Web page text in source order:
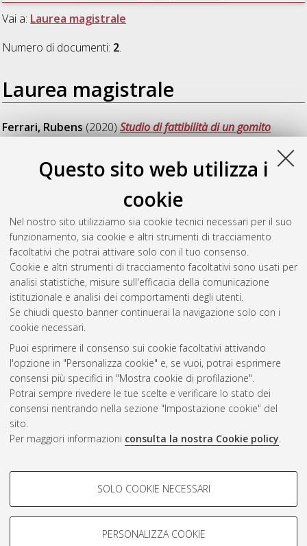
Questo sito web utilizza i
cookie
Nel nostro sito utilizziamo sia cookie tecnici necessari per il suo
funzionamento, sia cookie e altri strumenti di tracciamento
facoltativi che potrai attivare solo con il tuo consenso.
Cookie e altri strumenti di tracciamento facoltativi sono usati per
analisi statistiche, misure sull'efficacia della comunicazione
istituzionale e analisi dei comportamenti degli utenti.
Se chiudi questo banner continuerai la navigazione solo con i
cookie necessari.
Puoi esprimere il consenso sui cookie facoltativi attivando
l'opzione in "Personalizza cookie" e, se vuoi, potrai esprimere
consensi più specifici in "Mostra cookie di profilazione".
Potrai sempre rivedere le tue scelte e verificare lo stato dei
consensi rientrando nella sezione "Impostazione cookie" del
sito.
Per maggiori informazioni consulta la nostra Cookie policy.
COOKIE DI PROFILAZIONE -
Si tratta di cookie utilizzati per analizzare le caratteristiche della
navigazione degli utenti, creare profili in base al loro comportamento
SOLO COOKIE NECESSARI
PERSONALIZZA COOKIE
Vai a: Laurea magistrale
Numero di documenti: 2.
Laurea magistrale
Ferrari, Rubens(2020)Studio di fattibilità di un gomito
protesico attivo a struttura mono-assiale.[Laurea magistrale],
Ingegneria meccanica
[LM-DM270]
(2020)Sviluppo di un meccanismo di
magistrale], Università di Bologna, Corso di Studio in
Ingegneria biomedica [LM-DM270] - Cesena, Documento full-
text non disponibile
Questa lista e' stata generata ilSun Aug 9 11:30:05 2026
CEST
Atom
Rss 1.0
Rss 2.0
AMS Laurea
Impostazioni Cookie
Informativa sulla privacy
Condizioni d’uso del sito